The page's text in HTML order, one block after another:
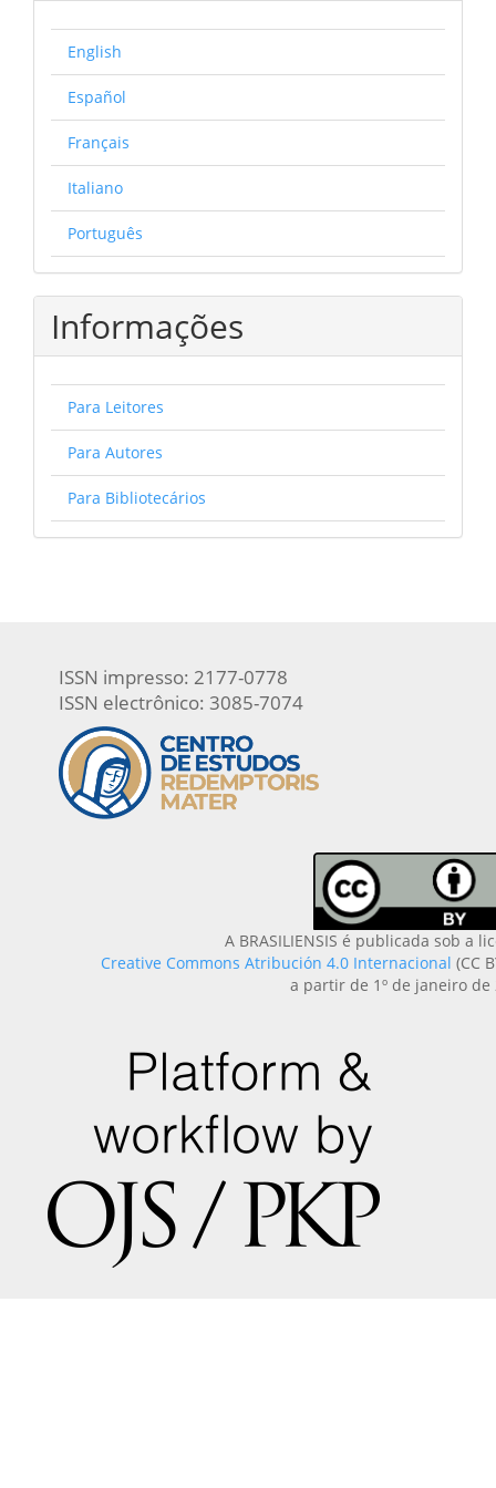
English
Español
Français
Italiano
Português
Informações
Para Leitores
Para Autores
Para Bibliotecários
ISSN impresso: 2177-0778
ISSN electrônico: 3085-7074
A BRASILIENSIS é publicada sob a
Creative Commons Atribución 4.0 Internacional (CC
a partir de 1º de janeiro de